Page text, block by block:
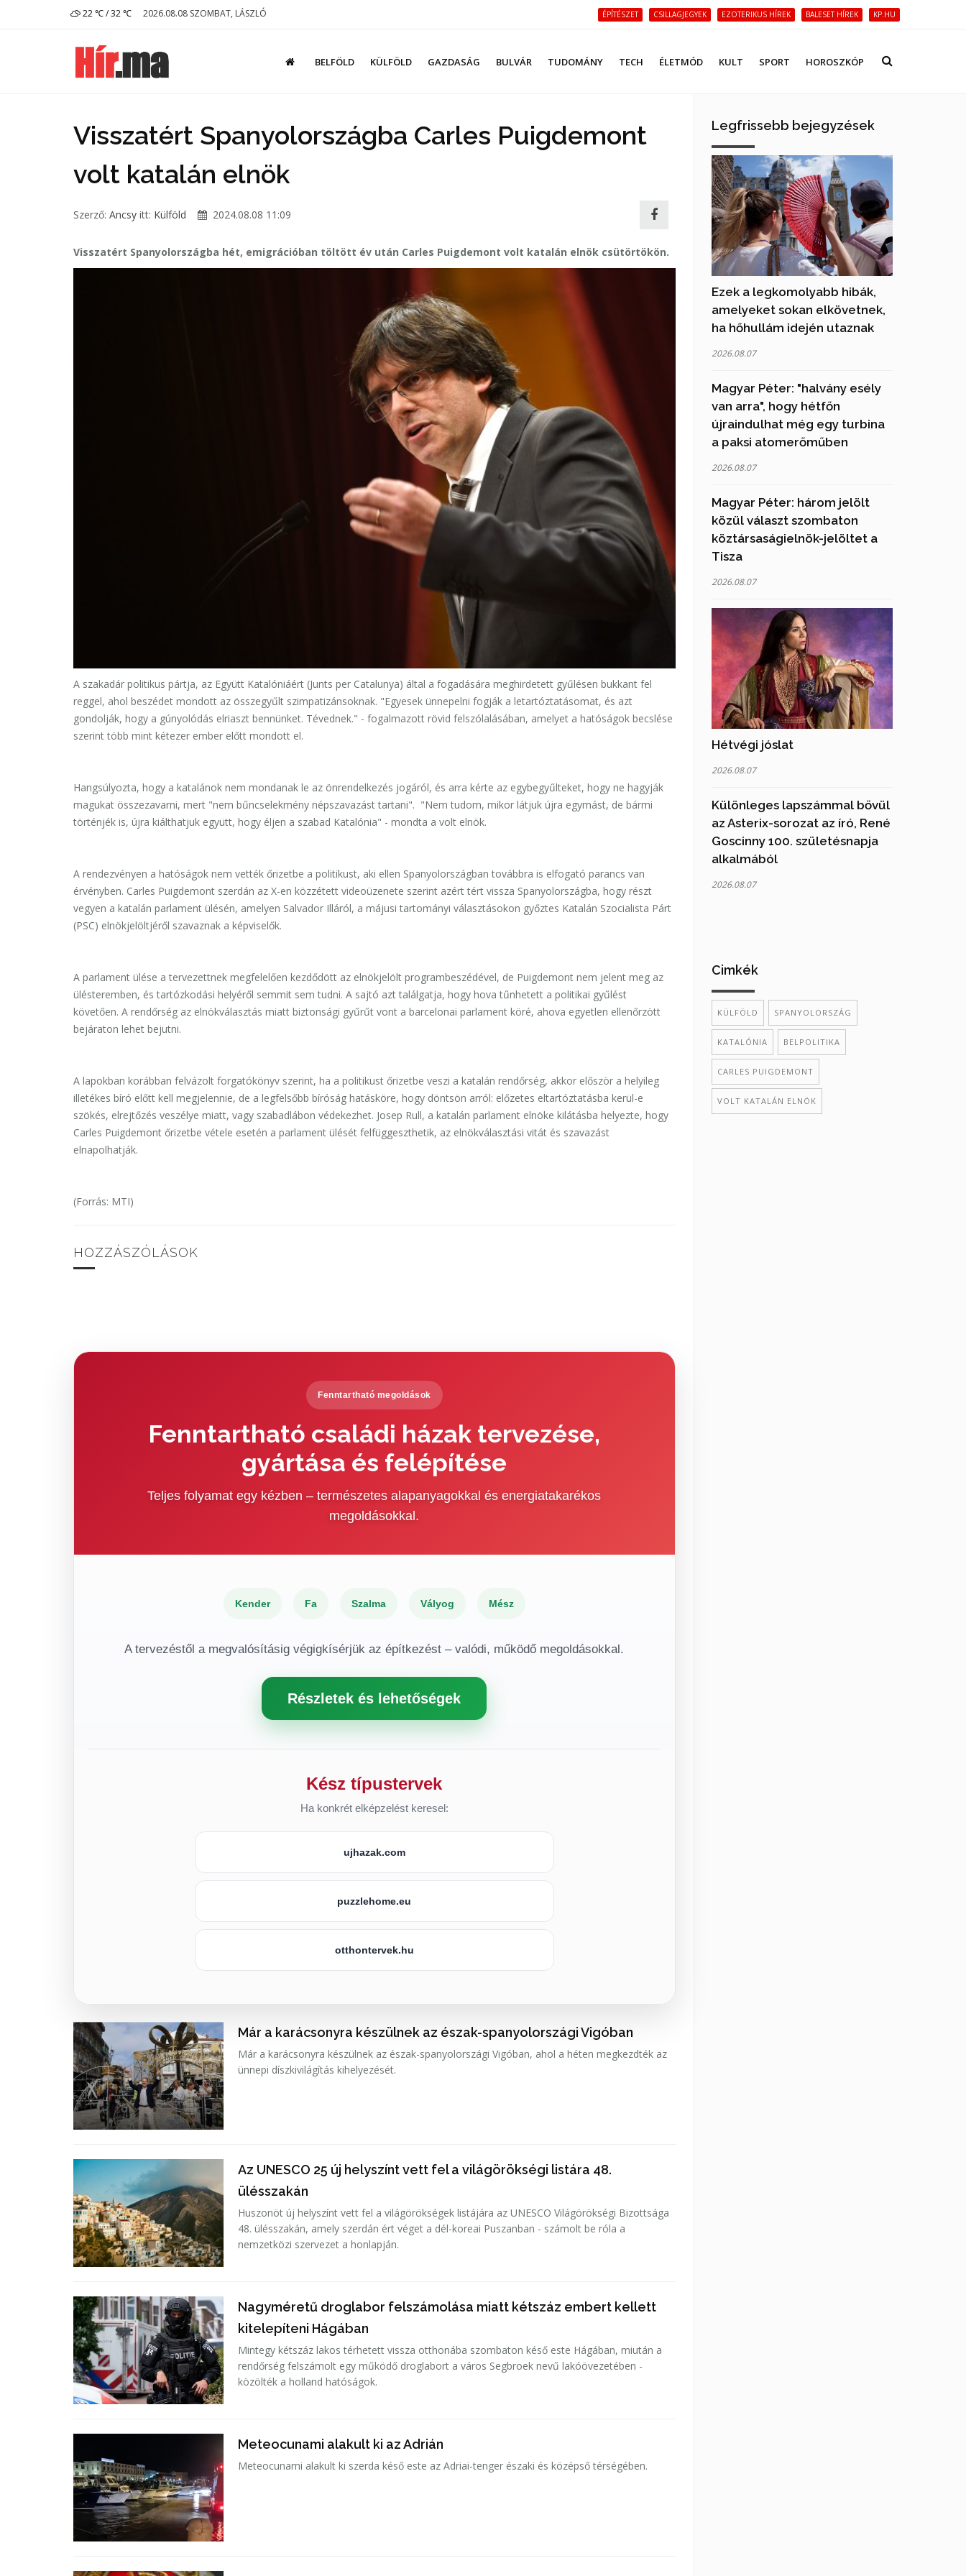
22 ℃ / 32 ℃ 2026.08.08 SZOMBAT, LÁSZLÓ ÉPÍTÉSZET CSILLAGJEGYEK EZOTERIKUS HÍREK BALESET HÍREK KP.HU
BELFÖLD KÜLFÖLD GAZDASÁG BULVÁR TUDOMÁNY TECH ÉLETMÓD KULT SPORT HOROSZKÓP
Visszatért Spanyolországba Carles Puigdemont
volt katalán elnök
Szerző: Ancsy itt: Külföld 2024.08.08 11:09
Visszatért Spanyolországba hét, emigrációban töltött év után Carles Puigdemont volt katalán elnök csütörtökön.
A szakadár politikus pártja, az Együtt Katalóniáért (Junts per Catalunya) által a fogadására meghirdetett gyűlésen bukkant fel
reggel, ahol beszédet mondott az összegyűlt szimpatizánsoknak. "Egyesek ünnepelni fogják a letartóztatásomat, és azt
gondolják, hogy a gúnyolódás elriaszt bennünket. Tévednek." - fogalmazott rövid felszólalásában, amelyet a hatóságok becslése
szerint több mint kétezer ember előtt mondott el.
Hangsúlyozta, hogy a katalánok nem mondanak le az önrendelkezés jogáról, és arra kérte az egybegyűlteket, hogy ne hagyják
magukat összezavarni, mert "nem bűncselekmény népszavazást tartani". "Nem tudom, mikor látjuk újra egymást, de bármi
történjék is, újra kiálthatjuk együtt, hogy éljen a szabad Katalónia" - mondta a volt elnök.
A rendezvényen a hatóságok nem vették őrizetbe a politikust, aki ellen Spanyolországban továbbra is elfogató parancs van
érvényben. Carles Puigdemont szerdán az X-en közzétett videoüzenete szerint azért tért vissza Spanyolországba, hogy részt
vegyen a katalán parlament ülésén, amelyen Salvador Illáról, a májusi tartományi választásokon győztes Katalán Szocialista Párt
(PSC) elnökjelöltjéről szavaznak a képviselők.
A parlament ülése a tervezettnek megfelelően kezdődött az elnökjelölt programbeszédével, de Puigdemont nem jelent meg az
ülésteremben, és tartózkodási helyéről semmit sem tudni. A sajtó azt találgatja, hogy hova tűnhetett a politikai gyűlést
követően. A rendőrség az elnökválasztás miatt biztonsági gyűrűt vont a barcelonai parlament köré, ahova egyetlen ellenőrzött
bejáraton lehet bejutni.
A lapokban korábban felvázolt forgatókönyv szerint, ha a politikust őrizetbe veszi a katalán rendőrség, akkor először a helyileg
illetékes bíró előtt kell megjelennie, de a legfelsőbb bíróság hatásköre, hogy döntsön arról: előzetes eltartóztatásba kerül-e
szökés, elrejtőzés veszélye miatt, vagy szabadlábon védekezhet. Josep Rull, a katalán parlament elnöke kilátásba helyezte, hogy
Carles Puigdemont őrizetbe vétele esetén a parlament ülését felfüggeszthetik, az elnökválasztási vitát és szavazást
elnapolhatják.
(Forrás: MTI)
HOZZÁSZÓLÁSOK
Fenntartható megoldások
Fenntartható családi házak tervezése,
gyártása és felépítése
Teljes folyamat egy kézben – természetes alapanyagokkal és energiatakarékos
megoldásokkal.
Kender Fa Szalma Vályog Mész
A tervezéstől a megvalósításig végigkísérjük az építkezést – valódi, működő megoldásokkal.
Részletek és lehetőségek
Kész típustervek
Ha konkrét elképzelést keresel:
ujhazak.com
puzzlehome.eu
otthontervek.hu
Már a karácsonyra készülnek az észak-spanyolországi Vigóban
Már a karácsonyra készülnek az észak-spanyolországi Vigóban, ahol a héten megkezdték az
ünnepi díszkivilágítás kihelyezését.
Az UNESCO 25 új helyszínt vett fel a világörökségi listára 48.
ülésszakán
Huszonöt új helyszínt vett fel a világörökségek listájára az UNESCO Világörökségi Bizottsága
48. ülésszakán, amely szerdán ért véget a dél-koreai Puszanban - számolt be róla a
nemzetközi szervezet a honlapján.
Nagyméretű droglabor felszámolása miatt kétszáz embert kellett
kitelepíteni Hágában
Mintegy kétszáz lakos térhetett vissza otthonába szombaton késő este Hágában, miután a
rendőrség felszámolt egy működő droglabort a város Segbroek nevű lakóövezetében -
közölték a holland hatóságok.
Meteocunami alakult ki az Adrián
Meteocunami alakult ki szerda késő este az Adriai-tenger északi és középső térségében.
Legfrissebb bejegyzések
Ezek a legkomolyabb hibák,
amelyeket sokan elkövetnek,
ha hőhullám idején utaznak
2026.08.07
Magyar Péter: "halvány esély
van arra", hogy hétfőn
újraindulhat még egy turbina
a paksi atomerőműben
2026.08.07
Magyar Péter: három jelölt
közül választ szombaton
köztársaságielnök-jelöltet a
Tisza
2026.08.07
Hétvégi jóslat
2026.08.07
Különleges lapszámmal bővül
az Asterix-sorozat az író, René
Goscinny 100. születésnapja
alkalmából
2026.08.07
Cimkék
KÜLFÖLD SPANYOLORSZÁG
KATALÓNIA BELPOLITIKA
CARLES PUIGDEMONT
VOLT KATALÁN ELNÖK